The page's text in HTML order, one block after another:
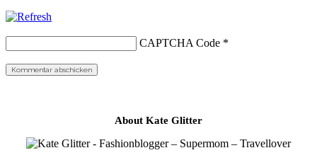
CAPTCHA Code *
About Kate Glitter